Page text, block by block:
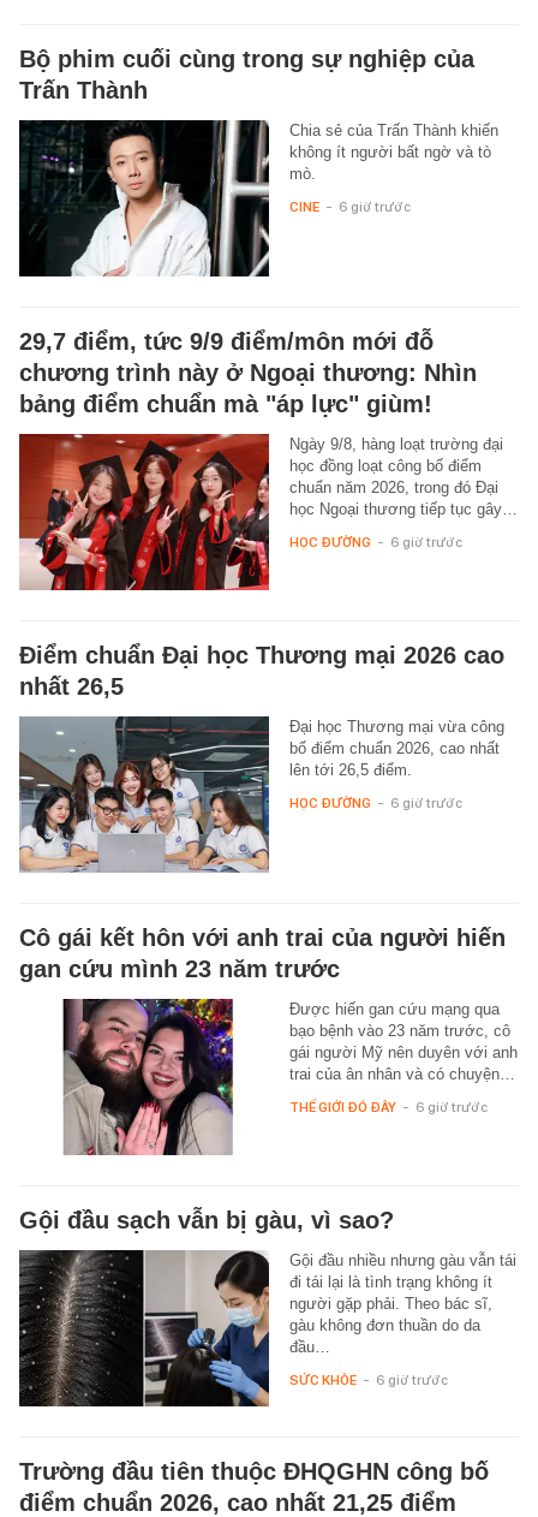
Bộ phim cuối cùng trong sự nghiệp của
Trấn Thành
Chia sẻ của Trấn Thành khiến
không ít người bất ngờ và tò
mò.
CINE - 6 giờ trước
29,7 điểm, tức 9/9 điểm/môn mới đỗ
chương trình này ở Ngoại thương: Nhìn
bảng điểm chuẩn mà "áp lực" giùm!
Ngày 9/8, hàng loạt trường đại
học đồng loạt công bố điểm
chuẩn năm 2026, trong đó Đại
học Ngoại thương tiếp tục gây…
HỌC ĐƯỜNG - 6 giờ trước
Điểm chuẩn Đại học Thương mại 2026 cao
nhất 26,5
Đại học Thương mại vừa công
bố điểm chuẩn 2026, cao nhất
lên tới 26,5 điểm.
HỌC ĐƯỜNG - 6 giờ trước
Cô gái kết hôn với anh trai của người hiến
gan cứu mình 23 năm trước
Được hiến gan cứu mạng qua
bạo bệnh vào 23 năm trước, cô
gái người Mỹ nên duyên với anh
trai của ân nhân và có chuyện…
THẾ GIỚI ĐÓ ĐÂY - 6 giờ trước
Gội đầu sạch vẫn bị gàu, vì sao?
Gội đầu nhiều nhưng gàu vẫn tái
đi tái lại là tình trạng không ít
người gặp phải. Theo bác sĩ,
gàu không đơn thuần do da
đầu…
SỨC KHỎE - 6 giờ trước
Trường đầu tiên thuộc ĐHQGHN công bố
điểm chuẩn 2026, cao nhất 21,25 điểm